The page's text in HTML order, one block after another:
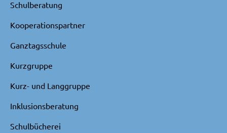
Schulberatung
Kooperationspartner
Ganztagsschule
Kurzgruppe
Kurz- und Langgruppe
Inklusionsberatung
Schulbücherei